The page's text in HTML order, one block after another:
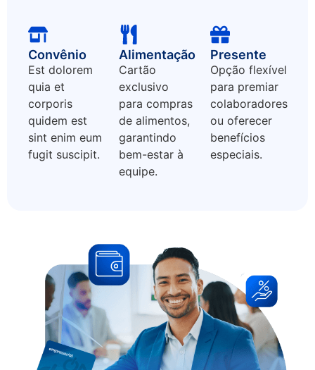
Convênio
Est dolorem
quia et
corporis
quidem est
sint enim eum
fugit suscipit.
Alimentação
Cartão
exclusivo
para compras
de alimentos,
garantindo
bem-estar à
equipe.
Presente
Opção flexível
para premiar
colaboradores
ou oferecer
benefícios
especiais.